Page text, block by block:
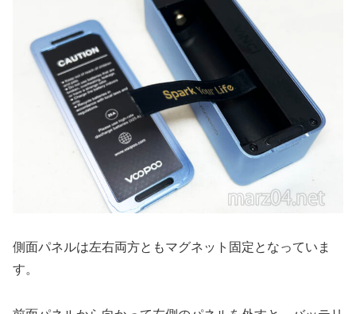
側面パネルは左右両方ともマグネット固定となっていま
す。